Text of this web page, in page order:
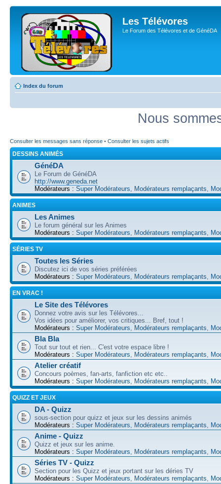
Les Télévores
Le Forum des Télévores et de GénéDA
Index du forum
Nous
Consulter les messages sans réponse • Consulter les sujets actifs
DESSINS ANIMÉS
GénéDA
Le Forum de GénéDA
http://www.geneda.net
Modérateurs : Super Modérateurs Modérateurs remplaçants
ANIMES
Les Animes
Le forum général sur les Animes
Modérateurs : Super Modérateurs Modérateurs remplaçants
SÉRIES TV
Toutes les Séries
Discutez ici de vos séries préférées
Modérateurs : Super Modérateurs Modérateurs remplaçants
EN VRAC !
Le Site des Télévores
Donnez votre avis sur les Télévores...
Vos idées pour améliorer, vos critiques... Bref, tout !
Modérateurs : Super Modérateurs Modérateurs remplaçants
Bla Bla
Tout sur tout et rien... C'est votre espace libre !
Modérateurs : Super Modérateurs Modérateurs remplaçants
Atelier créatif
Concours poèmes, fan-arts, fanfiction etc etc..
Modérateurs : Super Modérateurs Modérateurs remplaçants
QUIZZ ET JEUX
DA - Quizz
sous-section pour quizz et jeux sur les dessins animés
Modérateurs : Super Modérateurs Modérateurs remplaçants
Anime - Quizz
Quizz et jeux sur les anime.
Modérateurs : Super Modérateurs Modérateurs remplaçants
Séries TV - Quizz
Section pour les Quizz et jeux portant sur les déries TV
Modérateurs : Super Modérateurs Modérateurs remplaçants